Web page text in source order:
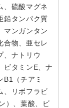
、硫酸マグネ
鉛タンパク質
マンガンタン
合物、亜セレ
、ナトリウ
ビタミンE、ナ
B1（チアミ
、リボフラビ
）、葉酸、ビ